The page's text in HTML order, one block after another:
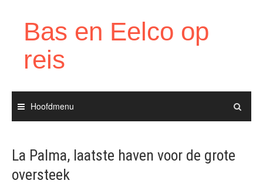
Bas en Eelco op
reis
Hoofdmenu
La Palma, laatste haven voor de grote
oversteek